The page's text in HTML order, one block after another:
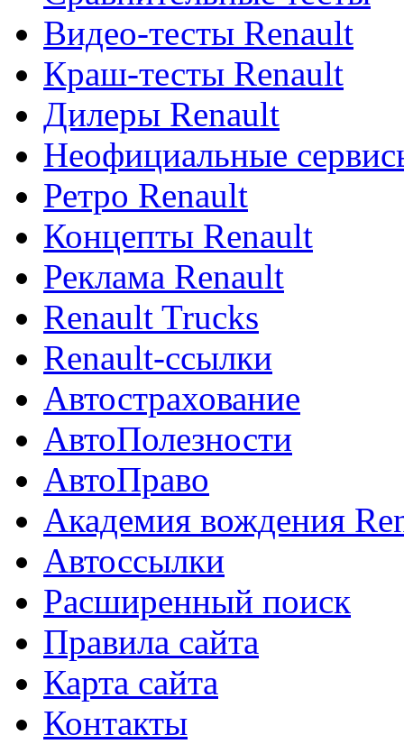
Видео-тесты Renault
Краш-тесты Renault
Дилеры Renault
Неофициальные
Ретро Renault
Концепты Renault
Реклама Renault
Renault Trucks
Renault-ссылки
Автострахование
АвтоПолезности
АвтоПраво
Академия вождения
Автоссылки
Расширенный поиск
Правила сайта
Карта сайта
Контакты